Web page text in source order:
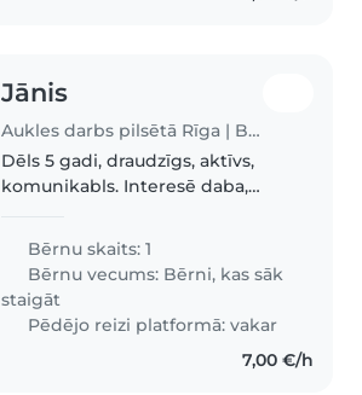
Jānis
Aukles darbs pilsētā Rīga | Babysits
Dēls 5 gadi, draudzīgs, aktīvs,
komunikabls. Interesē daba,
Bērnu skaits: 1
Bērnu vecums: Bērni, kas sāk
staigāt
Pēdējo reizi platformā: vakar
7,00 €/h